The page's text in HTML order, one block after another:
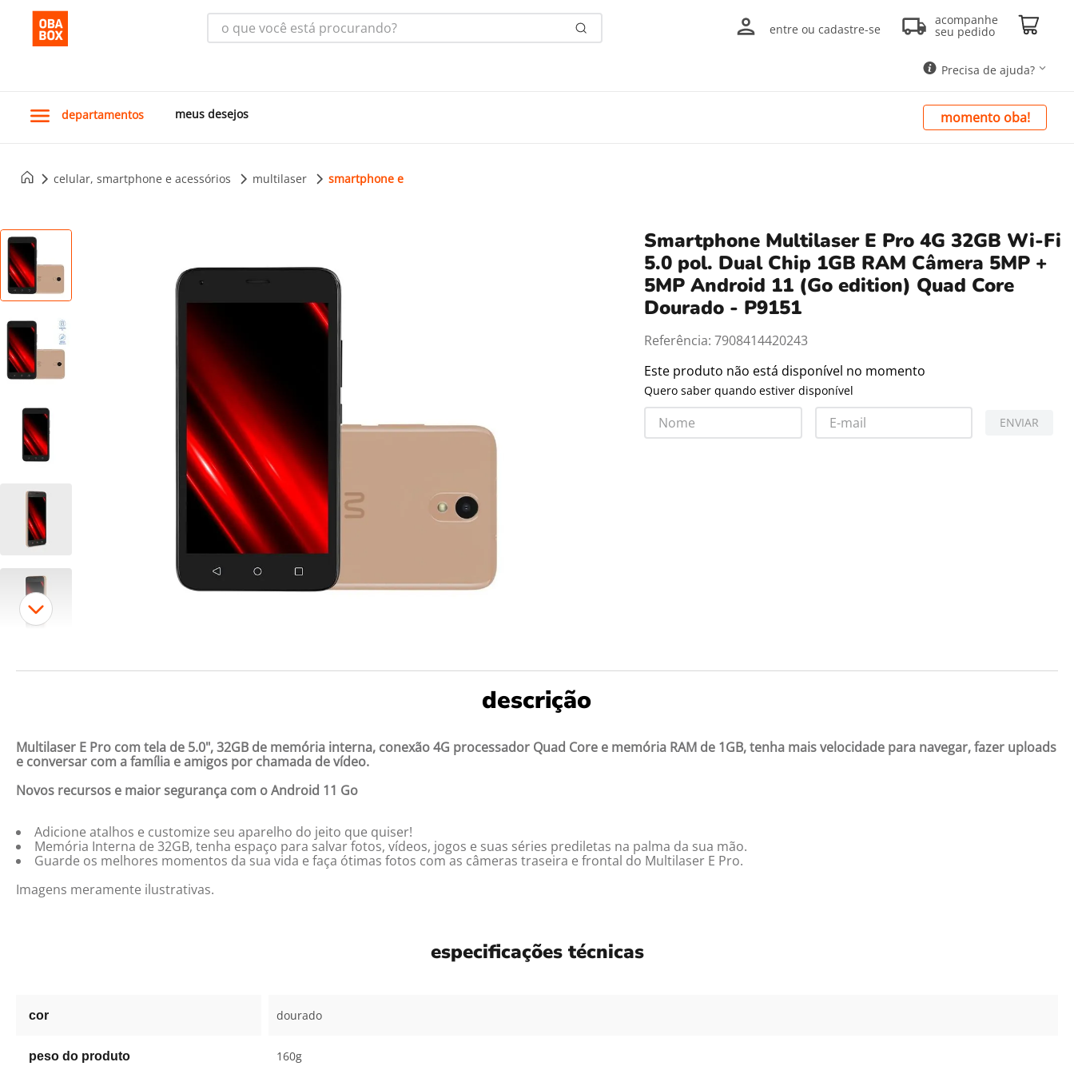
o que você está procurando?
entre ou cadastre-se
acompanhe
seu pedido
Precisa de ajuda?
departamentos meus desejos momento oba!
celular, smartphone e acessórios multilaser smartphone e
Smartphone Multilaser E Pro 4G 32GB Wi-Fi
5.0 pol. Dual Chip 1GB RAM Câmera 5MP +
5MP Android 11 (Go edition) Quad Core
Dourado - P9151
Referência:7908414420243
Este produto não está disponível no momento
Quero saber quando estiver disponível
ENVIAR
Multilaser E Pro com tela de 5.0", 32GB de memória interna, conexão 4G processador Quad Core e memória RAM de 1GB, tenha mais velocidade para navegar, fazer uploads
e conversar com a família e amigos por chamada de vídeo.
Novos recursos e maior segurança com o Android 11 Go
Adicione atalhos e customize seu aparelho do jeito que quiser!
Memória Interna de 32GB, tenha espaço para salvar fotos, vídeos, jogos e suas séries prediletas na palma da sua mão.
Guarde os melhores momentos da sua vida e faça ótimas fotos com as câmeras traseira e frontal do Multilaser E Pro.
Imagens meramente ilustrativas.
especificações técnicas
cor dourado
peso do produto 160g